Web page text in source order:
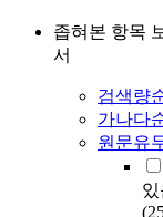
좁혀본 항목
서
검색량
가나다
원문유
있